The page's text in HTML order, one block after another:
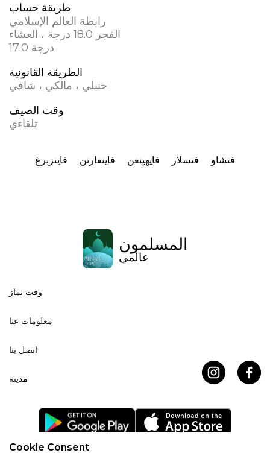
Cookie Consent
طريقة حساب
رابطة العالم الإسلامي
الفجر 18.0 درجة ، العشاء
17.0 درجة
الطريقة القانونية
حنبلي ، مالكي ، شافي
وقت الصيف
تلقاءي
فاينزبرغ فاينغارتن فايهينغن فتسلار فتشاو
المسلمون
عالمي
وقت نماز
معلومات عنا
اتصل بنا
مدينة